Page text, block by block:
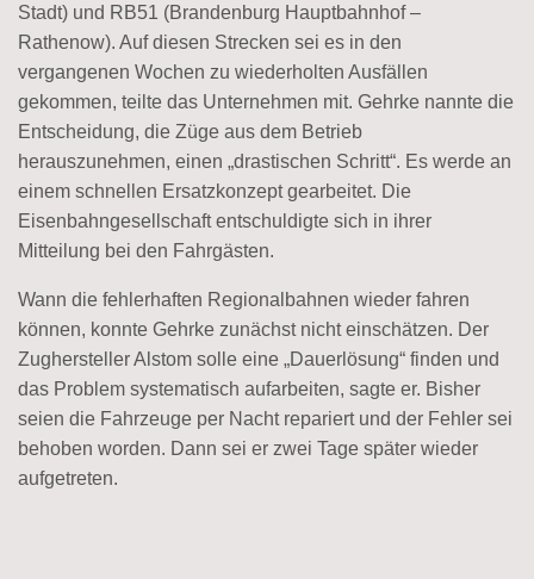
Stadt) und RB51 (Brandenburg Hauptbahnhof –
Rathenow). Auf diesen Strecken sei es in den
vergangenen Wochen zu wiederholten Ausfällen
gekommen, teilte das Unternehmen mit. Gehrke nannte die
Entscheidung, die Züge aus dem Betrieb
herauszunehmen, einen „drastischen Schritt“. Es werde an
einem schnellen Ersatzkonzept gearbeitet. Die
Eisenbahngesellschaft entschuldigte sich in ihrer
Mitteilung bei den Fahrgästen.
Wann die fehlerhaften Regionalbahnen wieder fahren
können, konnte Gehrke zunächst nicht einschätzen. Der
Zughersteller Alstom solle eine „Dauerlösung“ finden und
das Problem systematisch aufarbeiten, sagte er. Bisher
seien die Fahrzeuge per Nacht repariert und der Fehler sei
behoben worden. Dann sei er zwei Tage später wieder
aufgetreten.